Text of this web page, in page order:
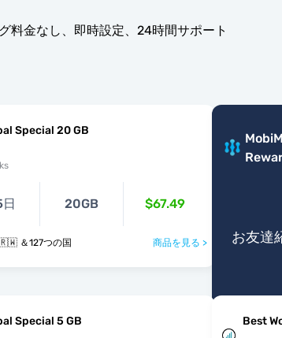
料金なし、即時設定、24時間サポート
Special 20 GB
20GB $67.49
＆127つの国 商品を見る > お友達
Special 5 GB Best